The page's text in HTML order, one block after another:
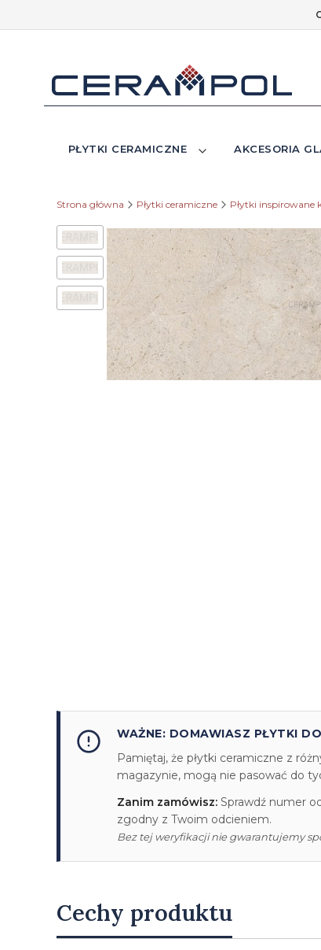
PŁYTKI CERAMICZNE AKCESORIA
Strona główna Płytki ceramiczne Płytki inspirowane
WAŻNE: DOMAWIASZ PŁYTKI
Pamiętaj, że płytki ceramiczne z
magazynie, mogą nie pasować do
Zanim zamówisz: Sprawdź numer
zgodny z Twoim odcieniem.
Bez tej weryfikacji nie gwarantujemy
Cechy produktu